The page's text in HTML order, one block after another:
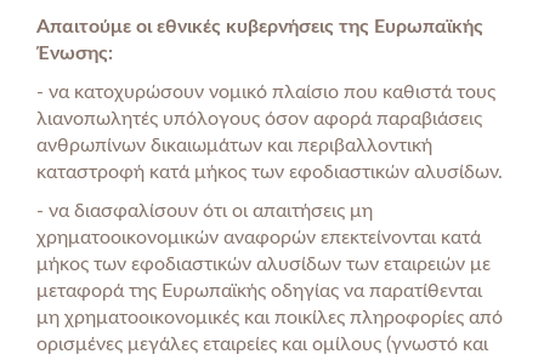
Απαιτούμε οι εθνικές κυβερνήσεις της Ευρωπαϊκής
Ένωσης:
- να κατοχυρώσουν νομικό πλαίσιο που καθιστά τους
λιανοπωλητές υπόλογους όσον αφορά παραβιάσεις
ανθρωπίνων δικαιωμάτων και περιβαλλοντική
καταστροφή κατά μήκος των εφοδιαστικών αλυσίδων.
- να διασφαλίσουν ότι οι απαιτήσεις μη
χρηματοοικονομικών αναφορών επεκτείνονται κατά
μήκος των εφοδιαστικών αλυσίδων των εταιρειών με
μεταφορά της Ευρωπαϊκής οδηγίας να παρατίθενται
μη χρηματοοικονομικές και ποικίλες πληροφορίες από
ορισμένες μεγάλες εταιρείες και ομίλους (γνωστό και